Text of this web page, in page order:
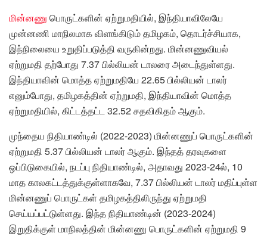
மின்னணு பொருட்களின் ஏற்றுமதியில், இந்தியாவிலேயே
முன்னணி மாநிலமாக விளங்கிடும் தமிழகம், தொடர்ச்சியாக,
இந்நிலையை உறுதிப்படுத்தி வருகின்றது. மின்னணுவியல்
ஏற்றுமதி தற்போது 7.37 பில்லியன் டாலரை அடைந்துள்ளது.
இந்தியாவின் மொத்த ஏற்றுமதியே 22.65 பில்லியன் டாலர்
எனும்போது, தமிழகத்தின் ஏற்றுமதி, இந்தியாவின் மொத்த
ஏற்றுமதியில், கிட்டத்தட்ட 32.52 சதவிகிதம் ஆகும்.
முந்தைய நிதியாண்டில் (2022-2023) மின்னணுப் பொருட்களின்
ஏற்றுமதி 5.37 பில்லியன் டாலர் ஆகும். இந்தத் தரவுகளை
ஒப்பிடுகையில், நடப்பு நிதியாண்டில், அதாவது 2023-24ல், 10
மாத காலகட்டத்துக்குள்ளாகவே, 7.37 பில்லியன் டாலர் மதிப்புள்ள
மின்னணுப் பொருட்கள் தமிழகத்திலிருந்து ஏற்றுமதி
செய்யப்பட்டுள்ளது. இந்த நிதியாண்டின் (2023-2024)
இறுதிக்குள் மாநிலத்தின் மின்னணு பொருட்களின் ஏற்றுமதி 9